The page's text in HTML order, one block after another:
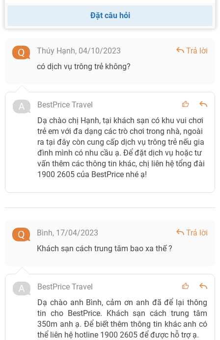
Đặt câu hỏi
Thúy Hạnh, 04/10/2023
Trả lời
có dịch vụ trông trẻ không?
BestPrice Travel
Dạ chào chị Hạnh, tại khách sạn có khu vui chơi
trẻ em với đa dạng các trò chơi trong nhà, ngoài
ra tại đây còn cung cấp dịch vụ trông trẻ nếu gia
đình mình có nhu cầu ạ. Để đặt dịch vụ hoặc tư
vấn thêm các thông tin khác, chị liên hệ tổng đài
1900 2605 của BestPrice nhé ạ!
Bình, 17/04/2023
Trả lời
Khách sạn cách trung tâm bao xa thế ?
BestPrice Travel
Dạ chào anh Bình, cảm ơn anh đã để lại thông
tin cho BestPrice. Khách sạn cách trung tâm
350m anh ạ. Để biết thêm thông tin khác anh có
thể liên hệ hotline 1900 2605 để được hỗ trợ ạ.